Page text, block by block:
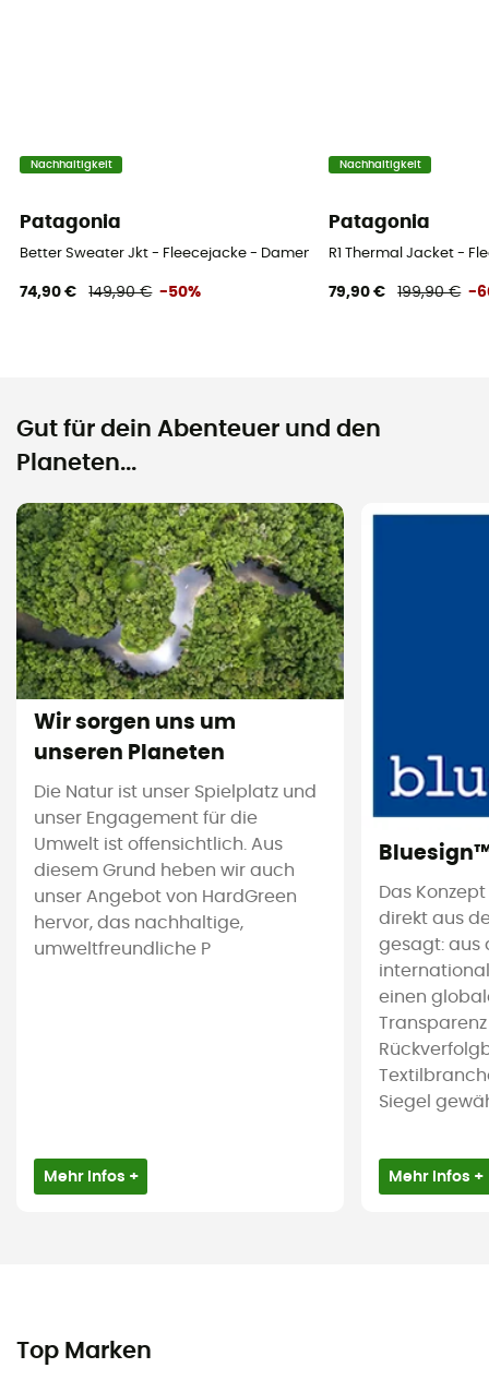
Nachhaltigkeit
Patagonia
Better Sweater Jkt - Fleecejacke - Damen
74,90 € 149,90 € -50%
Nachhaltigkeit
Patagonia
R1 Thermal Jacket -
79,90 € 199,90 € -
Gut für dein Abenteuer und den
Planeten...
Wir sorgen uns um
unseren Planeten
Die Natur ist unser Spielplatz und
unser Engagement für die
Umwelt ist offensichtlich. Aus
diesem Grund heben wir auch
unser Angebot von HardGreen
hervor, das nachhaltige,
umweltfreundliche P
Mehr Infos +
Das
direkt aus
gesagt: aus
einen
Siegel
Mehr Infos +
Top Marken